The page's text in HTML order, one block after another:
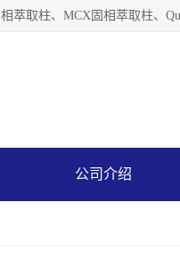
公司介绍